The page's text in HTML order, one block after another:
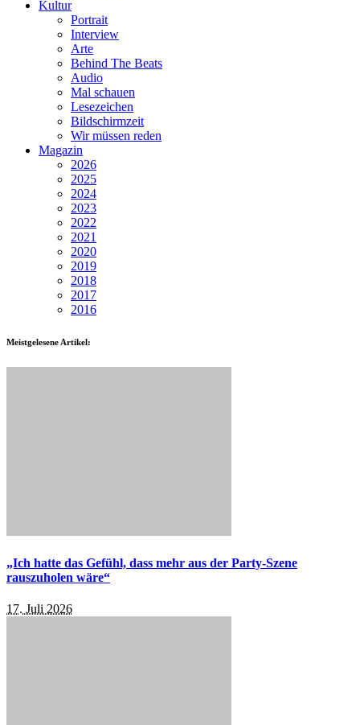
Kultur
Portrait
Interview
Arte
Behind The Beats
Audio
Mal schauen
Lesezeichen
Bildschirmzeit
Wir müssen reden
Magazin
2026
2025
2024
2023
2022
2021
2020
2019
2018
2017
2016
Meistgelesene Artikel:
„Ich hatte das Gefühl, dass mehr aus der Party-Szene
rauszuholen wäre“
17. Juli 2026